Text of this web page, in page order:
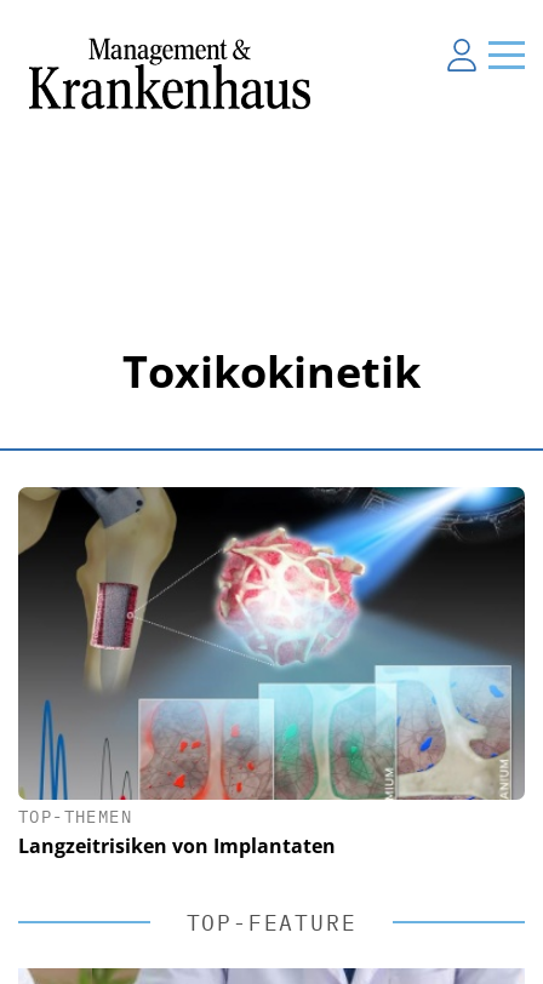
Toxikokinetik
TOP-THEMEN
Langzeitrisiken von Implantaten
TOP-FEATURE